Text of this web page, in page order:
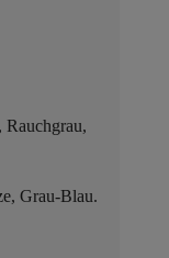
Grau-Blau.